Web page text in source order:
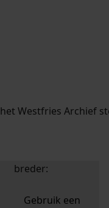
zoektips.
zoektips.
Westfries Archief
uw zoekopdracht te
breder:
Gebruik een